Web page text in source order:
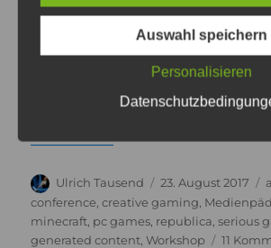
gamescom eröffnet und dabei
Minecraft Stand vorbei geschaut.
Einschätzung was das für die
„Merkel lässt in Minecraft Kühe
Autor
Ulrich Tausend
Veröffentlicht
am
23. August 2017
conference ,creative gaming
minecraft pc games republica ,serious
generated content ,Workshop 11
Auswahl speichern
Personalisieren